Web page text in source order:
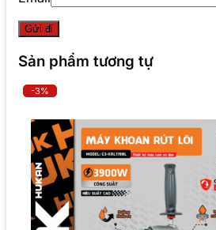
Sản phẩm tương tự
-3%